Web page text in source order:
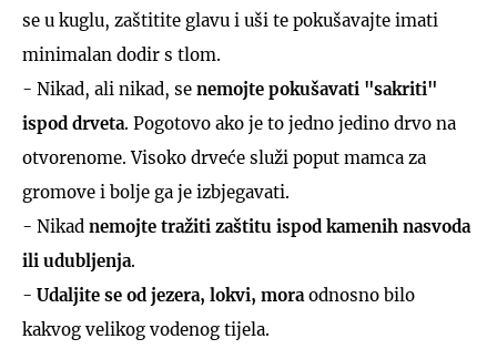
se u kuglu, zaštitite glavu i uši te pokušavajte imati
minimalan dodir s tlom.
- Nikad, ali nikad, se nemojte pokušavati "sakriti"
ispod drveta. Pogotovo ako je to jedno jedino drvo na
otvorenome. Visoko drveće služi poput mamca za
gromove i bolje ga je izbjegavati.
- Nikad nemojte tražiti zaštitu ispod kamenih nasvoda
ili udubljenja.
- Udaljite se od jezera, lokvi, mora odnosno bilo
kakvog velikog vodenog tijela.